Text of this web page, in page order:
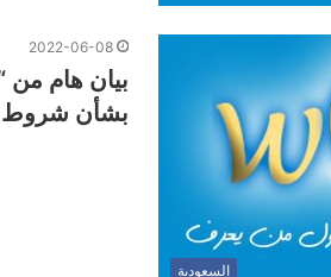
السعودية
2022-06-08
بيان هام
بشأن شروط